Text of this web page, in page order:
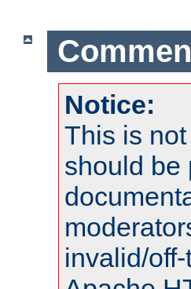
Notice:
This is
should be
invalid/